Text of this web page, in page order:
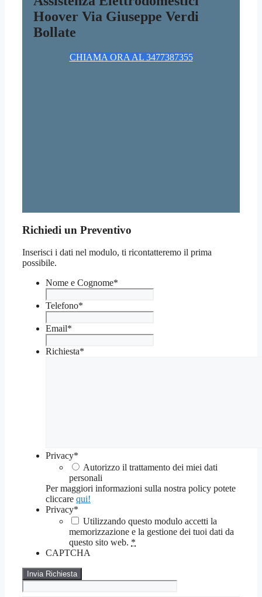
Hoover Via Giuseppe Verdi
Bollate
CHIAMA ORA AL 3477387355
Richiedi un Preventivo
Inserisci i dati nel modulo, ti ricontatteremo il prima
possibile.
Nome e Cognome*
Telefono*
Email*
Richiesta*
Privacy*
Autorizzo il trattamento dei miei dati
personali
Per maggiori informazioni sulla nostra policy potete
cliccare qui!
Privacy*
Utilizzando questo modulo accetti la
memorizzazione e la gestione dei tuoi dati da
questo sito web. *
CAPTCHA